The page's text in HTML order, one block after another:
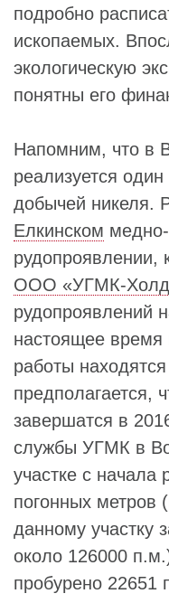
подробно
ископаемых.
экологическую
понятны его
Напомним, что в
реализуется
добычей никеля.
Елкинском
рудопроявлении,
ООО «УГМК-
рудопроявлений
настоящее время
работы
предполагается,
завершатся в
службы УГМК в
участке с начала
погонных метров
данному участку
около 126000
пробурено 22651